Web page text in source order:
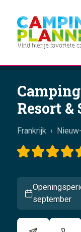
Resort &
Frankrijk ›
september